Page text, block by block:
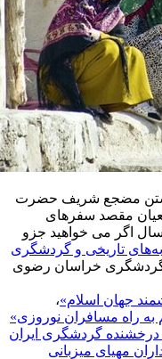
مضجع شریف حضرت
مقصد سفرهای
اگر می خواهید جزو
تاریخی و گردشگری
گردشگری خراسان رضوی
جهان اسلام»،
به راه مسافران نوروزی»
درخشنده گردشگری ایران
مهیای میزبانی